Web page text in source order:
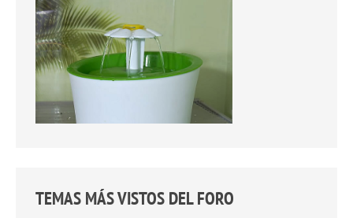
TEMAS MÁS VISTOS DEL FORO